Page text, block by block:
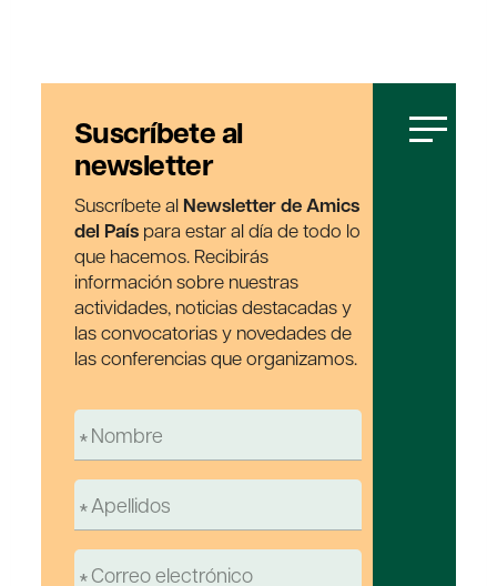
Suscríbete al
newsletter
Suscríbete al Newsletter de Amics
del País para estar al día de todo lo
que hacemos. Recibirás
información sobre nuestras
actividades, noticias destacadas y
las convocatorias y novedades de
las conferencias que organizamos.